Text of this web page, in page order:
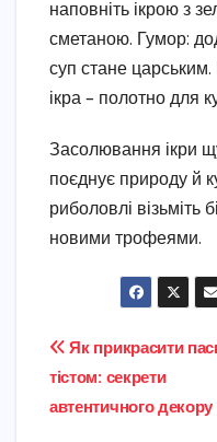
наповніть ікрою з
сметаною. Гумор:
суп стане
ікра – полотно для
Засолювання ікри
поєднує природу й
риболовлі візьміть
новими трофеями.
Навігація
записів
Як прикрасити
тістом: секрети
автентичного декору